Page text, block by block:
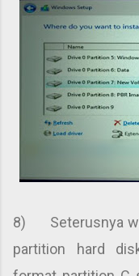
8) Seterusnya
partition hard